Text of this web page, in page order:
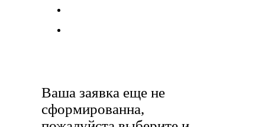
Ваша заявка еще не
сформированна,